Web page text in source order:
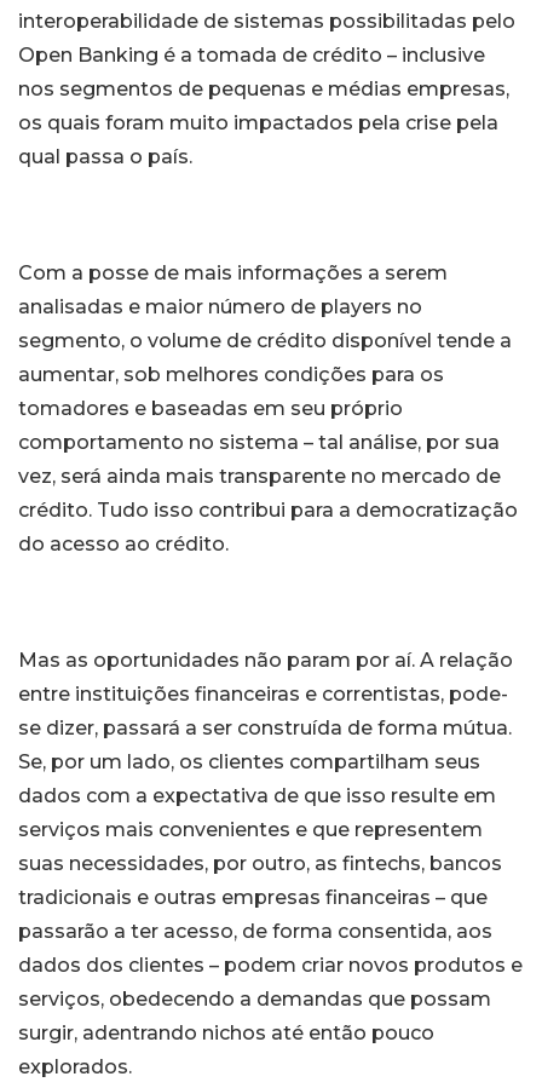
interoperabilidade de sistemas possibilitadas pelo
Open Banking é a tomada de crédito – inclusive
nos segmentos de pequenas e médias empresas,
os quais foram muito impactados pela crise pela
qual passa o país.
Com a posse de mais informações a serem
analisadas e maior número de players no
segmento, o volume de crédito disponível tende a
aumentar, sob melhores condições para os
tomadores e baseadas em seu próprio
comportamento no sistema – tal análise, por sua
vez, será ainda mais transparente no mercado de
crédito. Tudo isso contribui para a democratização
do acesso ao crédito.
Mas as oportunidades não param por aí. A relação
entre instituições financeiras e correntistas, pode-
se dizer, passará a ser construída de forma mútua.
Se, por um lado, os clientes compartilham seus
dados com a expectativa de que isso resulte em
serviços mais convenientes e que representem
suas necessidades, por outro, as fintechs, bancos
tradicionais e outras empresas financeiras – que
passarão a ter acesso, de forma consentida, aos
dados dos clientes – podem criar novos produtos e
serviços, obedecendo a demandas que possam
surgir, adentrando nichos até então pouco
explorados.